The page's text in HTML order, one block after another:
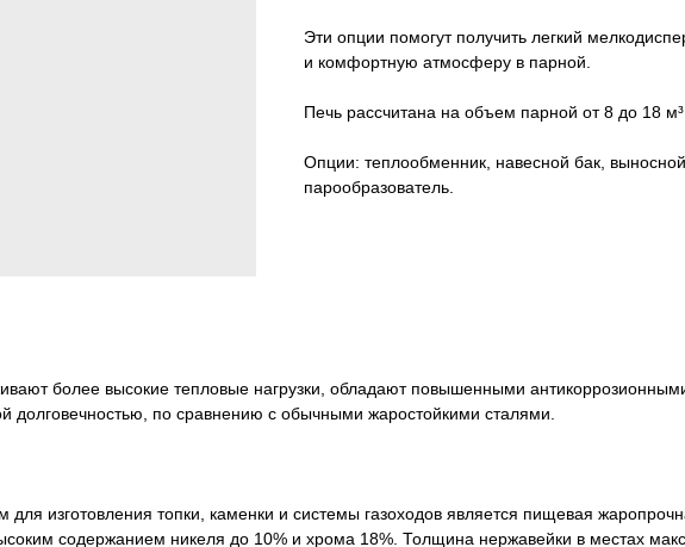
Эти опции помогут получить легкий
и комфортную атмосферу в парной.
Печь рассчитана на объем парной от 8 до 18 м³
Опции: теплообменник, навесной бак,
парообразователь.
более высокие тепловые нагрузки, обладают повышенными
долговечностью, по сравнению с обычными жаростойкими сталями.
изготовления топки, каменки и системы газоходов является пищевая
содержанием никеля до 10% и хрома 18%. Толщина нержавейки в местах